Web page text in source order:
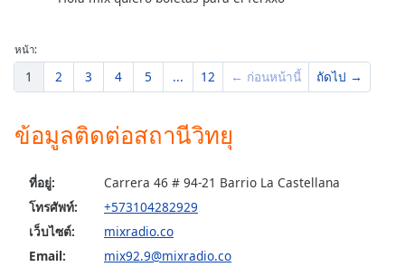
หน้า:
1 2 3 4 5 ... 12 ← ก่อนหน้านี้ ถัดไป →
ข้อมูลติดต่อสถานีวิทยุ
ที่อยู่:
Carrera 46 # 94-21 Barrio La Castellana
โทรศัพท์:
+573104282929
เว็บไซต์:
mixradio.co
Email:
mix92.9@mixradio.co